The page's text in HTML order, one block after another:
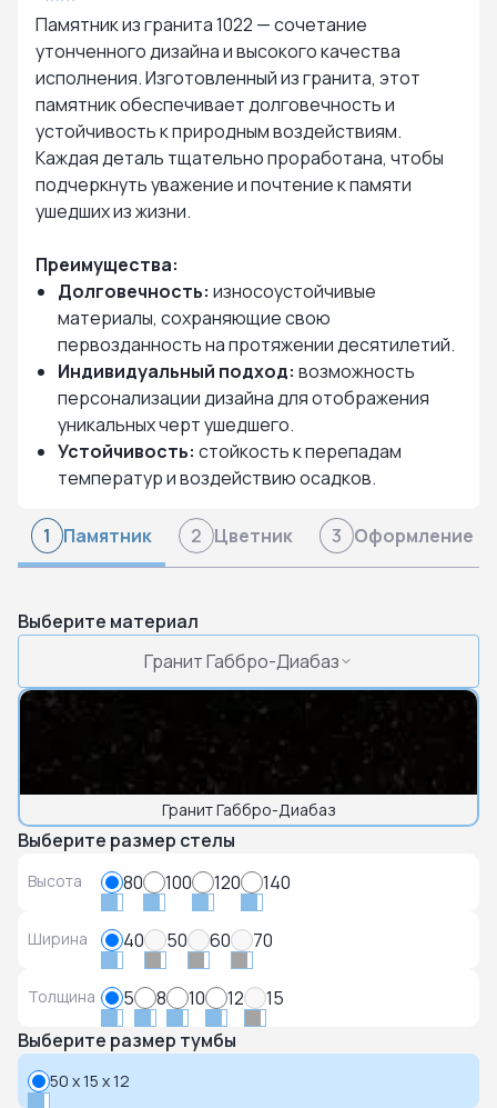
Памятник из гранита 1022 — сочетание
утонченного дизайна и высокого качества
исполнения. Изготовленный из гранита, этот
памятник обеспечивает долговечность и
устойчивость к природным воздействиям.
Каждая деталь тщательно проработана, чтобы
подчеркнуть уважение и почтение к памяти
ушедших из жизни.
Преимущества:
Долговечность: износоустойчивые
материалы, сохраняющие свою
первозданность на протяжении десятилетий.
Индивидуальный подход: возможность
персонализации дизайна для отображения
уникальных черт ушедшего.
Устойчивость: стойкость к перепадам
температур и воздействию осадков.
1 Памятник 2 Цветник 3 Оформление
Выберите материал
Гранит Габбро-Диабаз
Гранит Габбро-Диабаз
Выберите размер стелы
Высота 80 100 120 140
Ширина 40 50 60 70
Толщина 5 8 10 12
15
Выберите размер тумбы
50 x 15 x 12